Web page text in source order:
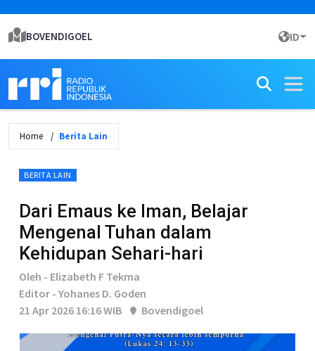
BOVENDIGOEL ID
Home Berita Lain
BERITA LAIN
Dari Emaus ke Iman, Belajar
Mengenal Tuhan dalam
Kehidupan Sehari-hari
Oleh - Elizabeth F Tekma
Editor - Yohanes D. Goden
21 Apr 2026 16:16 WIB
Bovendigoel